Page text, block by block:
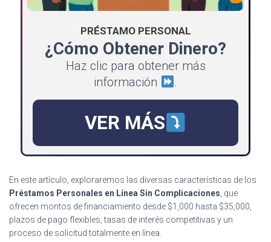
PRÉSTAMO PERSONAL
¿Cómo Obtener Dinero?
Haz clic para obtener más
información
.
VER MÁS
En este artículo, exploraremos las diversas características de los
Préstamos Personales en Línea Sin Complicaciones , que
ofrecen montos de financiamiento desde $1,000 hasta $35,000,
plazos de pago flexibles, tasas de interés competitivas y un
proceso de solicitud totalmente en línea.